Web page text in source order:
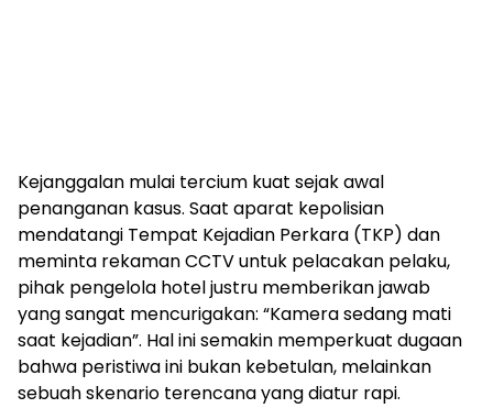
Kejanggalan mulai tercium kuat sejak awal
penanganan kasus. Saat aparat kepolisian
mendatangi Tempat Kejadian Perkara (TKP) dan
meminta rekaman CCTV untuk pelacakan pelaku,
pihak pengelola hotel justru memberikan jawab
yang sangat mencurigakan: “Kamera sedang mati
saat kejadian”. Hal ini semakin memperkuat dugaan
bahwa peristiwa ini bukan kebetulan, melainkan
sebuah skenario terencana yang diatur rapi.